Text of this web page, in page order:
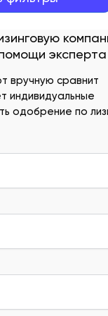
эксперта
вручную сравнит
индивидуальные
одобрение по